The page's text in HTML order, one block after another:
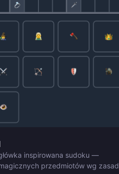
inspirowana sudoku —
przedmiotów wg zasad